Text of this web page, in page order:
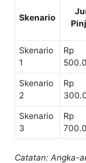
Skenario
Skenario
1
Rp
Skenario
2
Rp
Skenario
3
Rp
Catatan: Angka-